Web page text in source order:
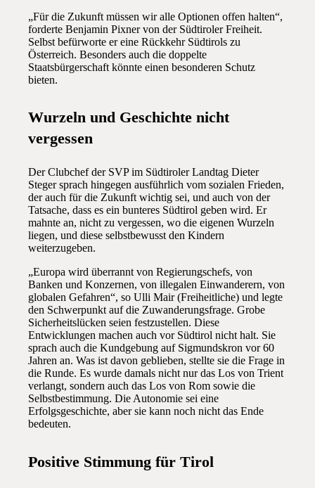
„Für die Zukunft müssen wir alle Optionen offen halten“,
forderte Benjamin Pixner von der Südtiroler Freiheit.
Selbst befürworte er eine Rückkehr Südtirols zu
Österreich. Besonders auch die doppelte
Staatsbürgerschaft könnte einen besonderen Schutz
bieten.
Wurzeln und Geschichte nicht
vergessen
Der Clubchef der SVP im Südtiroler Landtag Dieter
Steger sprach hingegen ausführlich vom sozialen Frieden,
der auch für die Zukunft wichtig sei, und auch von der
Tatsache, dass es ein bunteres Südtirol geben wird. Er
mahnte an, nicht zu vergessen, wo die eigenen Wurzeln
liegen, und diese selbstbewusst den Kindern
weiterzugeben.
„Europa wird überrannt von Regierungschefs, von
Banken und Konzernen, von illegalen Einwanderern, von
globalen Gefahren“, so Ulli Mair (Freiheitliche) und legte
den Schwerpunkt auf die Zuwanderungsfrage. Grobe
Sicherheitslücken seien festzustellen. Diese
Entwicklungen machen auch vor Südtirol nicht halt. Sie
sprach auch die Kundgebung auf Sigmundskron vor 60
Jahren an. Was ist davon geblieben, stellte sie die Frage in
die Runde. Es wurde damals nicht nur das Los von Trient
verlangt, sondern auch das Los von Rom sowie die
Selbstbestimmung. Die Autonomie sei eine
Erfolgsgeschichte, aber sie kann noch nicht das Ende
bedeuten.
Positive Stimmung für Tirol